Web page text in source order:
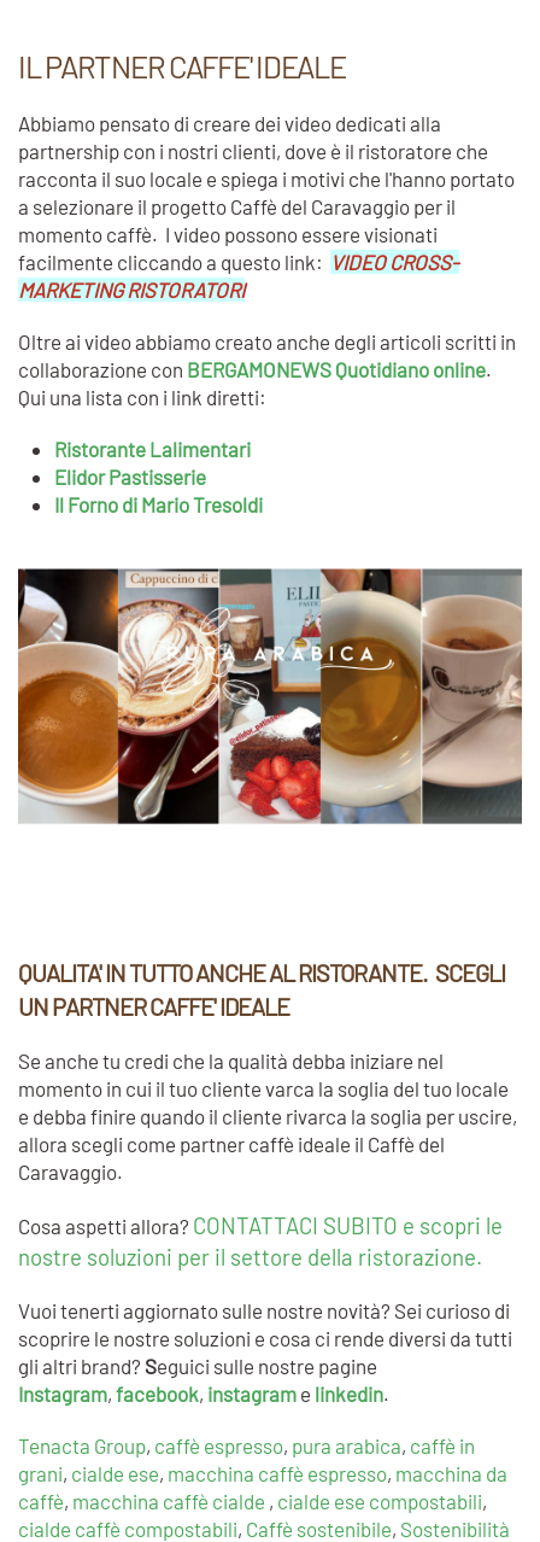
IL PARTNER CAFFE' IDEALE
Abbiamo pensato di creare dei video dedicati alla
partnership con i nostri clienti, dove è il ristoratore che
racconta il suo locale e spiega i motivi che l'hanno portato
a selezionare il progetto Caffè del Caravaggio per il
momento caffè. I video possono essere visionati
facilmente cliccando a questo link: VIDEO CROSS-
MARKETING RISTORATORI
Oltre ai video abbiamo creato anche degli articoli scritti in
collaborazione con BERGAMONEWS Quotidiano online.
Qui una lista con i link diretti:
Ristorante Lalimentari
Elidor Pastisserie
Il Forno di Mario Tresoldi
QUALITA' IN TUTTO ANCHE AL RISTORANTE. SCEGLI
UN PARTNER CAFFE' IDEALE
Se anche tu credi che la qualità debba iniziare nel
momento in cui il tuo cliente varca la soglia del tuo locale
e debba finire quando il cliente rivarca la soglia per uscire,
allora scegli come partner caffè ideale il Caffè del
Caravaggio.
Cosa aspetti allora? CONTATTACI SUBITO e scopri le
nostre soluzioni per il settore della ristorazione.
Vuoi tenerti aggiornato sulle nostre novità? Sei curioso di
scoprire le nostre soluzioni e cosa ci rende diversi da tutti
gli altri brand? Seguici sulle nostre pagine
Instagram, facebook, instagram e linkedin.
Tenacta Group, caffè espresso, pura arabica, caffè in
grani, cialde ese, macchina caffè espresso, macchina da
caffè, macchina caffè cialde , cialde ese compostabili,
cialde caffè compostabili, Caffè sostenibile, Sostenibilità